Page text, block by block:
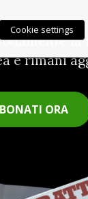
la
e rimani
ORA
Cookie settings